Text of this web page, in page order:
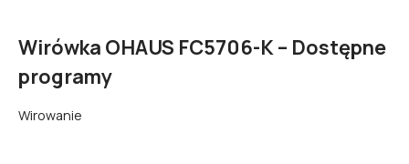
Wirówka OHAUS FC5706-K – Dostępne
programy
Wirowanie